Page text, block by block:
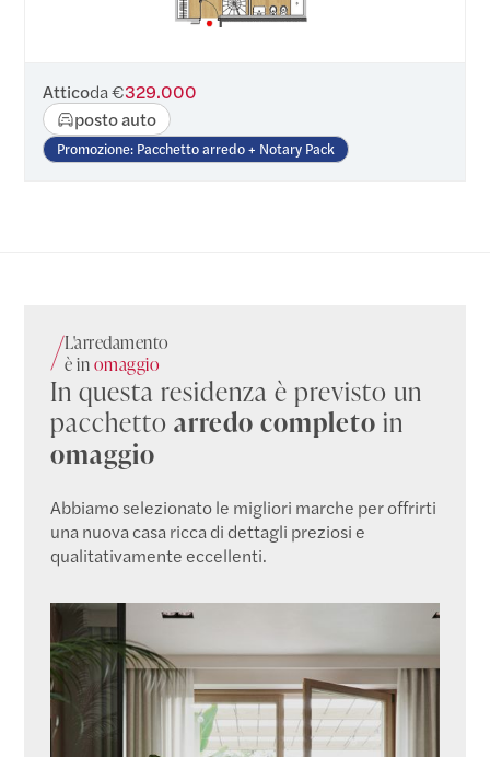
Atticoda €329.000
posto auto
Promozione: Pacchetto arredo + Notary Pack
L'arredamento
è inomaggio
In questa residenza è previsto un
pacchettoarredo completo in
omaggio
Abbiamo selezionato le migliori marche per offrirti
una nuova casa ricca di dettagli preziosi e
qualitativamente eccellenti.